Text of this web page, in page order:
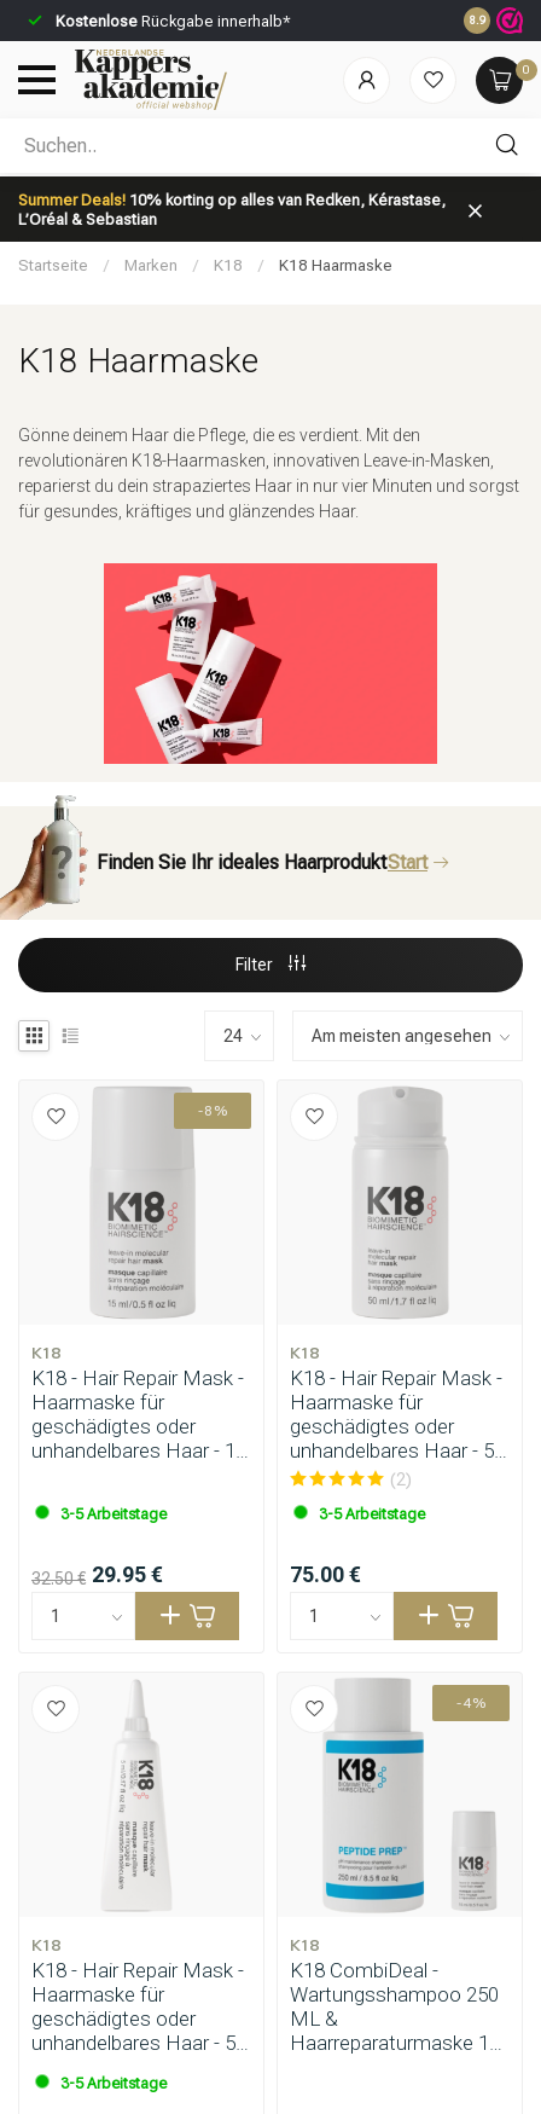
Kostenlose Rückgabe innerhalb* Vor 23:59
8.9
0
Summer Deals! 10% korting op alles van Redken, Kérastase,
L’Oréal & Sebastian
Nach welcher Kategorie suchst du?
Startseite / Marken / K18 / K18 Haarmaske
K18 Haarmaske
Gönne deinem Haar die Pflege, die es verdient. Mit den
revolutionären K18-Haarmasken, innovativen Leave-in-Masken,
reparierst du dein strapaziertes Haar in nur vier Minuten und sorgst
für gesundes, kräftiges und glänzendes Haar.
Finden Sie Ihr ideales HaarproduktStart
Filter
-8%
K18
K18 - Hair Repair Mask -
Haarmaske für
geschädigtes oder
unhandelbares Haar - 15
3-5 Arbeitstage
32.50 € 29.95 €
K18
K18 - Hair Repair Mask -
Haarmaske für
geschädigtes oder
unhandelbares Haar - 50
ml
(2)
3-5 Arbeitstage
75.00 €
K18
K18 - Hair Repair Mask -
Haarmaske für
geschädigtes oder
unhandelbares Haar - 5
3-5 Arbeitstage
-4%
K18
K18 CombiDeal -
Wartungsshampoo 250
ML &
Haarreparaturmaske 15